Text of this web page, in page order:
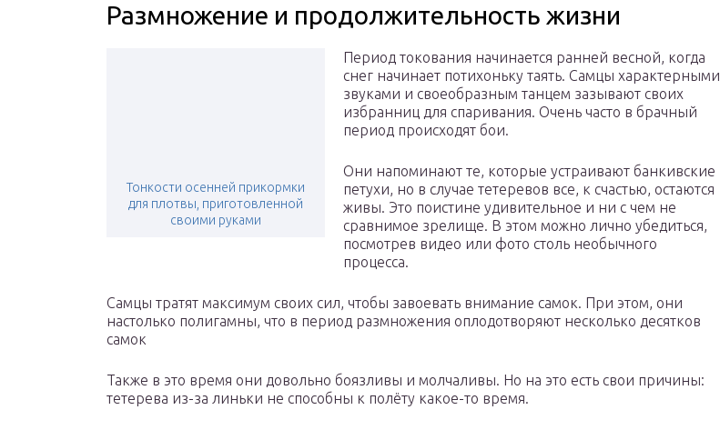
Размножение и продолжительность жизни
Тонкости осенней прикормки
для плотвы, приготовленной
своими руками
Период токования начинается ранней весной, когда
снег начинает потихоньку таять. Самцы характерными
звуками и своеобразным танцем зазывают своих
избранниц для спаривания. Очень часто в брачный
период происходят бои.
Они напоминают те, которые устраивают банкивские
петухи, но в случае тетеревов все, к счастью, остаются
живы. Это поистине удивительное и ни с чем не
сравнимое зрелище. В этом можно лично убедиться,
посмотрев видео или фото столь необычного
процесса.
Самцы тратят максимум своих сил, чтобы завоевать внимание самок. При этом, они
настолько полигамны, что в период размножения оплодотворяют несколько десятков
самок
Также в это время они довольно боязливы и молчаливы. Но на это есть свои причины:
тетерева из-за линьки не способны к полёту какое-то время.